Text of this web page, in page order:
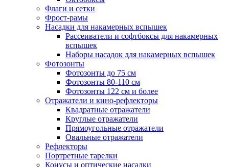
Флаги и сетки
Фрост-рамы
Насадки для накамерных вспышек
Рассеиватели и софтбоксы для накамерных
вспышек
Наборы насадок для накамерных вспышек
Фотозонты
Фотозонты до 75 см
Фотозонты 80-110 см
Фотозонты 122 см и более
Отражатели и кино-рефлекторы
Квадратные отражатели
Круглые отражатели
Прямоугольные отражатели
Овальные отражатели
Рефлекторы
Портретные тарелки
Конусы и оптические насадки